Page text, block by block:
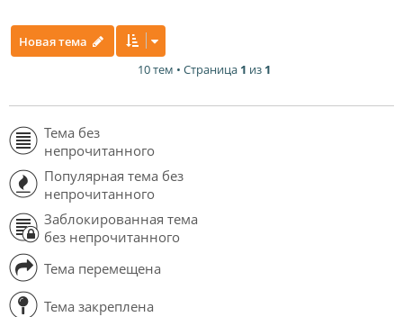
Новая тема
10 тем • Страница 1 из 1
Тема без
непрочитанного
Популярная тема без
непрочитанного
Заблокированная тема
без непрочитанного
Тема перемещена
Тема закреплена